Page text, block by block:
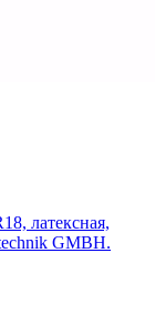
латексная,
GMBH.